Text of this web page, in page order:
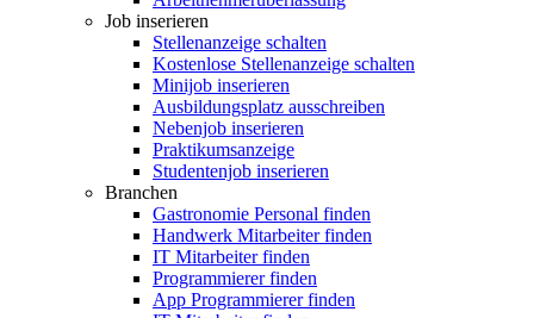
Job inserieren
Stellenanzeige schalten
Kostenlose Stellenanzeige schalten
Minijob inserieren
Ausbildungsplatz ausschreiben
Nebenjob inserieren
Praktikumsanzeige
Studentenjob inserieren
Branchen
Gastronomie Personal finden
Handwerk Mitarbeiter finden
IT Mitarbeiter finden
Programmierer finden
App Programmierer finden